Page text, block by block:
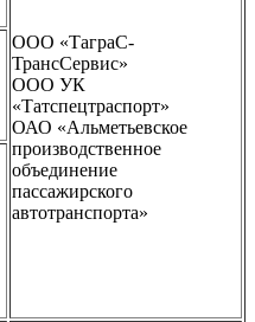
ООО «ТаграС-
ТрансСервис»
ООО УК
«Татспецтраспорт»
ОАО «Альметьевское
производственное
объединение
пассажирского
автотранспорта»